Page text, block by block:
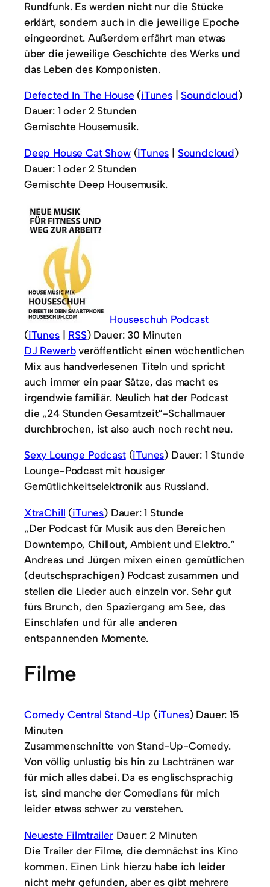
Rundfunk. Es werden nicht nur die Stücke
erklärt, sondern auch in die jeweilige Epoche
eingeordnet. Außerdem erfährt man etwas
über die jeweilige Geschichte des Werks und
das Leben des Komponisten.
Defected In The House (iTunes| Soundcloud)
Dauer: 1 oder 2 Stunden
Gemischte Housemusik.
Deep House Cat Show(iTunes | Soundcloud)
Dauer: 1 oder 2 Stunden
Gemischte Deep Housemusik.
Houseschuh Podcast
(iTunes| RSS) Dauer: 30 Minuten
DJ Rewerbveröffentlicht einen wöchentlichen
Mix aus handverlesenen Titeln und spricht
auch immer ein paar Sätze, das macht es
irgendwie familiär. Neulich hat der Podcast
die „24 Stunden Gesamtzeit“-Schallmauer
durchbrochen, ist also auch noch recht neu.
Sexy Lounge Podcast(iTunes) Dauer: 1 Stunde
Lounge-Podcast mit housiger
Gemütlichkeitselektronik aus Russland.
XtraChill (iTunes) Dauer: 1 Stunde
„Der Podcast für Musik aus den Bereichen
Downtempo, Chillout, Ambient und Elektro.“
Andreas und Jürgen mixen einen gemütlichen
(deutschsprachigen) Podcast zusammen und
stellen die Lieder auch einzeln vor. Sehr gut
fürs Brunch, den Spaziergang am See, das
Einschlafen und für alle anderen
entspannenden Momente.
Filme
Comedy Central Stand-Up (iTunes) Dauer: 15
Minuten
Zusammenschnitte von Stand-Up-Comedy.
Von völlig unlustig bis hin zu Lachtränen war
für mich alles dabei. Da es englischsprachig
ist, sind manche der Comedians für mich
leider etwas schwer zu verstehen.
Neueste FilmtrailerDauer: 2 Minuten
Die Trailer der Filme, die demnächst ins Kino
kommen. Einen Link hierzu habe ich leider
nicht mehr gefunden, aber es gibt mehrere